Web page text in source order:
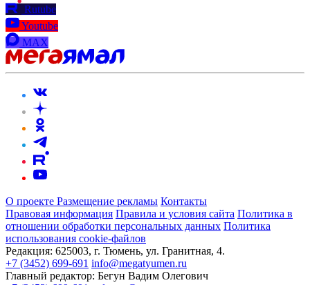
Rutube
Youtube
MAX
О проекте Размещение рекламы Контакты
Правовая информация Правила и условия сайта Политика в
отношении обработки персональных данных Политика
использования cookie-файлов
Редакция: 625003, г. Тюмень, ул. Гранитная, 4.
+7 (3452) 699-691 info@megatyumen.ru
Главный редактор: Бегун Вадим Олегович